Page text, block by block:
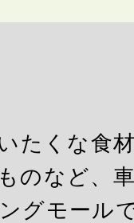
たくな食
のなど、
グモール